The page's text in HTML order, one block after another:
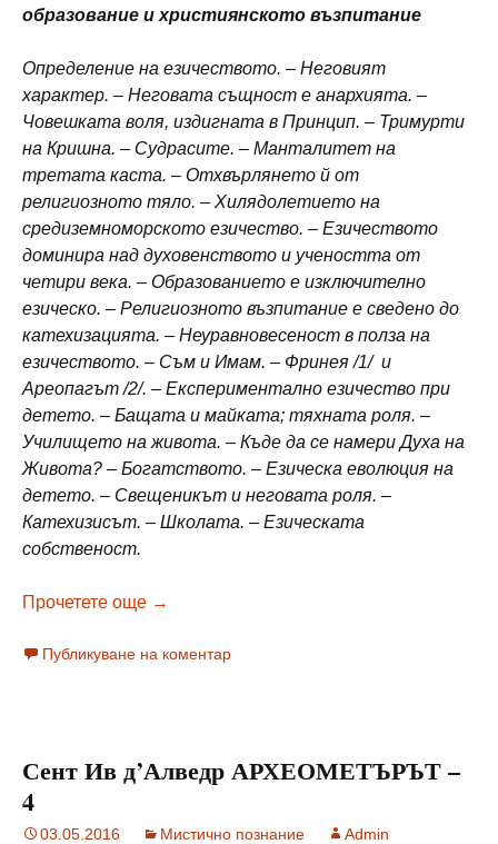
образование и християнското възпитание
Определение на езичеството. – Неговият
характер. – Неговата същност е анархията. –
Човешката воля, издигната в Принцип. – Тримурти
на Кришна. – Судрасите. – Манталитет на
третата каста. – Отхвърлянето й от
религиозното тяло. – Хилядолетието на
средиземноморското езичество. – Езичеството
доминира над духовенството и учеността от
четири века. – Образованието е изключително
езическо. – Религиозното възпитание е сведено до
катехизацията. – Неуравновесеност в полза на
езичеството. – Съм и Имам. – Фринея /1/ и
Ареопагът /2/. – Експериментално езичество при
детето. – Бащата и майката; тяхната роля. –
Училището на живота. – Къде да се намери Духа на
Живота? – Богатството. – Езическа еволюция на
детето. – Свещеникът и неговата роля. –
Катехизисът. – Школата. – Езическата
собственост.
Прочетете още Сент Ив д’Алведр АРХЕОМЕТЪРЪТ – 5
→
Публикуване на коментар
Сент Ив д’Алведр АРХЕОМЕТЪРЪТ –
4
03.05.2016 Мистично познание Admin